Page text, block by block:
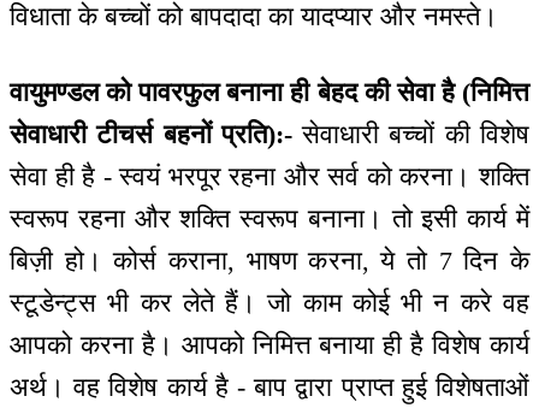
विधाता के बच्चों को बापदादा का यादप्यार और नमस्ते।
वायुमण्डल को पावरफुल बनाना ही बेहद की सेवा है (निमित्त
सेवाधारी टीचर्स बहनों प्रति):-सेवाधारी बच्चों की विशेष
सेवा ही है - स्वयं भरपूर रहना और सर्व को करना। शक्ति
स्वरूप रहना और शक्ति स्वरूप बनाना। तो इसी कार्य में
बिज़ी हो। कोर्स कराना, भाषण करना, ये तो 7 दिन के
स्टूडेन्ट्स भी कर लेते हैं। जो काम कोई भी न करे वह
आपको करना है। आपको निमित्त बनाया ही है विशेष कार्य
अर्थ। वह विशेष कार्य है - बाप द्वारा प्राप्त हुई विशेषताओं